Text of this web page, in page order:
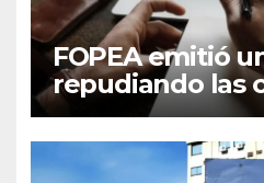
FOPEA emitió
repudiando las
pseudo
Instagram en